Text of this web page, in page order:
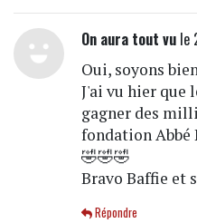
On aura tout vule
Oui, soyons
J'ai vu hier que
gagner des
fondation Abbé
🤣🤣🤣
Bravo Baffie et
Répondre